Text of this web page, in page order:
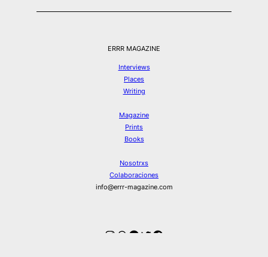
ERRR MAGAZINE
Interviews
Places
Writing
Magazine
Prints
Books
Nosotrxs
Colaboraciones
info@errr-magazine.com
Instagram
HilosSpotify
Twitter
Facebook